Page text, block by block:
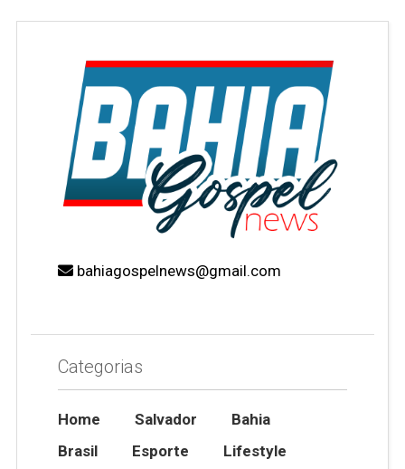
bahiagospelnews@gmail.com
Categorias
Home Salvador
Bahia
Brasil
Esporte Lifestyle